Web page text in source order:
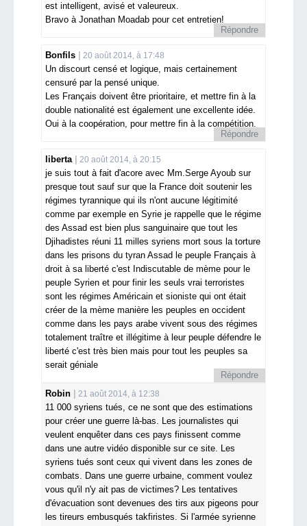
est intelligent, avisé et valeureux.
Bravo à Jonathan Moadab pour cet entretien!
Répondre
Bonfils 20 août 2014, à 17:48
Un discourt censé et logique, mais certainement
censuré par la pensé unique.
Les Français doivent être prioritaire, et mettre fin à la
double nationalité est également une excellente idée.
Oui à la coopération, pour mettre fin à la compétition.
Répondre
liberta 20 août 2014, à 20:15
je suis tout à fait d'acore avec Mm.Serge Ayoub sur
presque tout sauf sur que la France doit soutenir les
régimes tyrannique qui ils n'ont aucune légitimité
comme par exemple en Syrie je rappelle que le régime
des Assad est bien plus sanguinaire que tout les
Djihadistes réuni 11 milles syriens mort sous la torture
dans les prisons du tyran Assad le peuple Français à
droit à sa liberté c'est Indiscutable de mème pour le
peuple Syrien et pour finir les seuls vrai terroristes
sont les régimes Américain et sioniste qui ont était
créer de la mème manière les peuples en occident
comme dans les pays arabe vivent sous des régimes
totalement traître et illégitime à leur peuple défendre le
liberté c'est très bien mais pour tout les peuples sa
serait géniale
Répondre
Robin
21 août 2014, à 12:38
11 000 syriens tués, ce ne sont que des estimations
pour créer une guerre là-bas. Les journalistes qui
veulent enquêter dans ces pays finissent comme
dans une autre vidéo disponible sur ce site. Les
syriens tués sont ceux qui vivent dans les zones de
combats. Dans une guerre urbaine, comment voulez
vous qu'il n'y ait pas de victimes? Les tentatives
d'évacuation sont devenues des tirs aux pigeons pour
les tireurs embusqués takfiristes. Si l'armée syrienne